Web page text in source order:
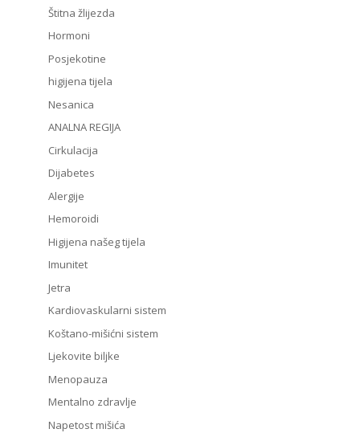
Štitna žlijezda
Hormoni
Posjekotine
higijena tijela
Nesanica
ANALNA REGIJA
Cirkulacija
Dijabetes
Alergije
Hemoroidi
Higijena našeg tijela
Imunitet
Jetra
Kardiovaskularni sistem
Koštano-mišićni sistem
Ljekovite biljke
Menopauza
Mentalno zdravlje
Napetost mišića